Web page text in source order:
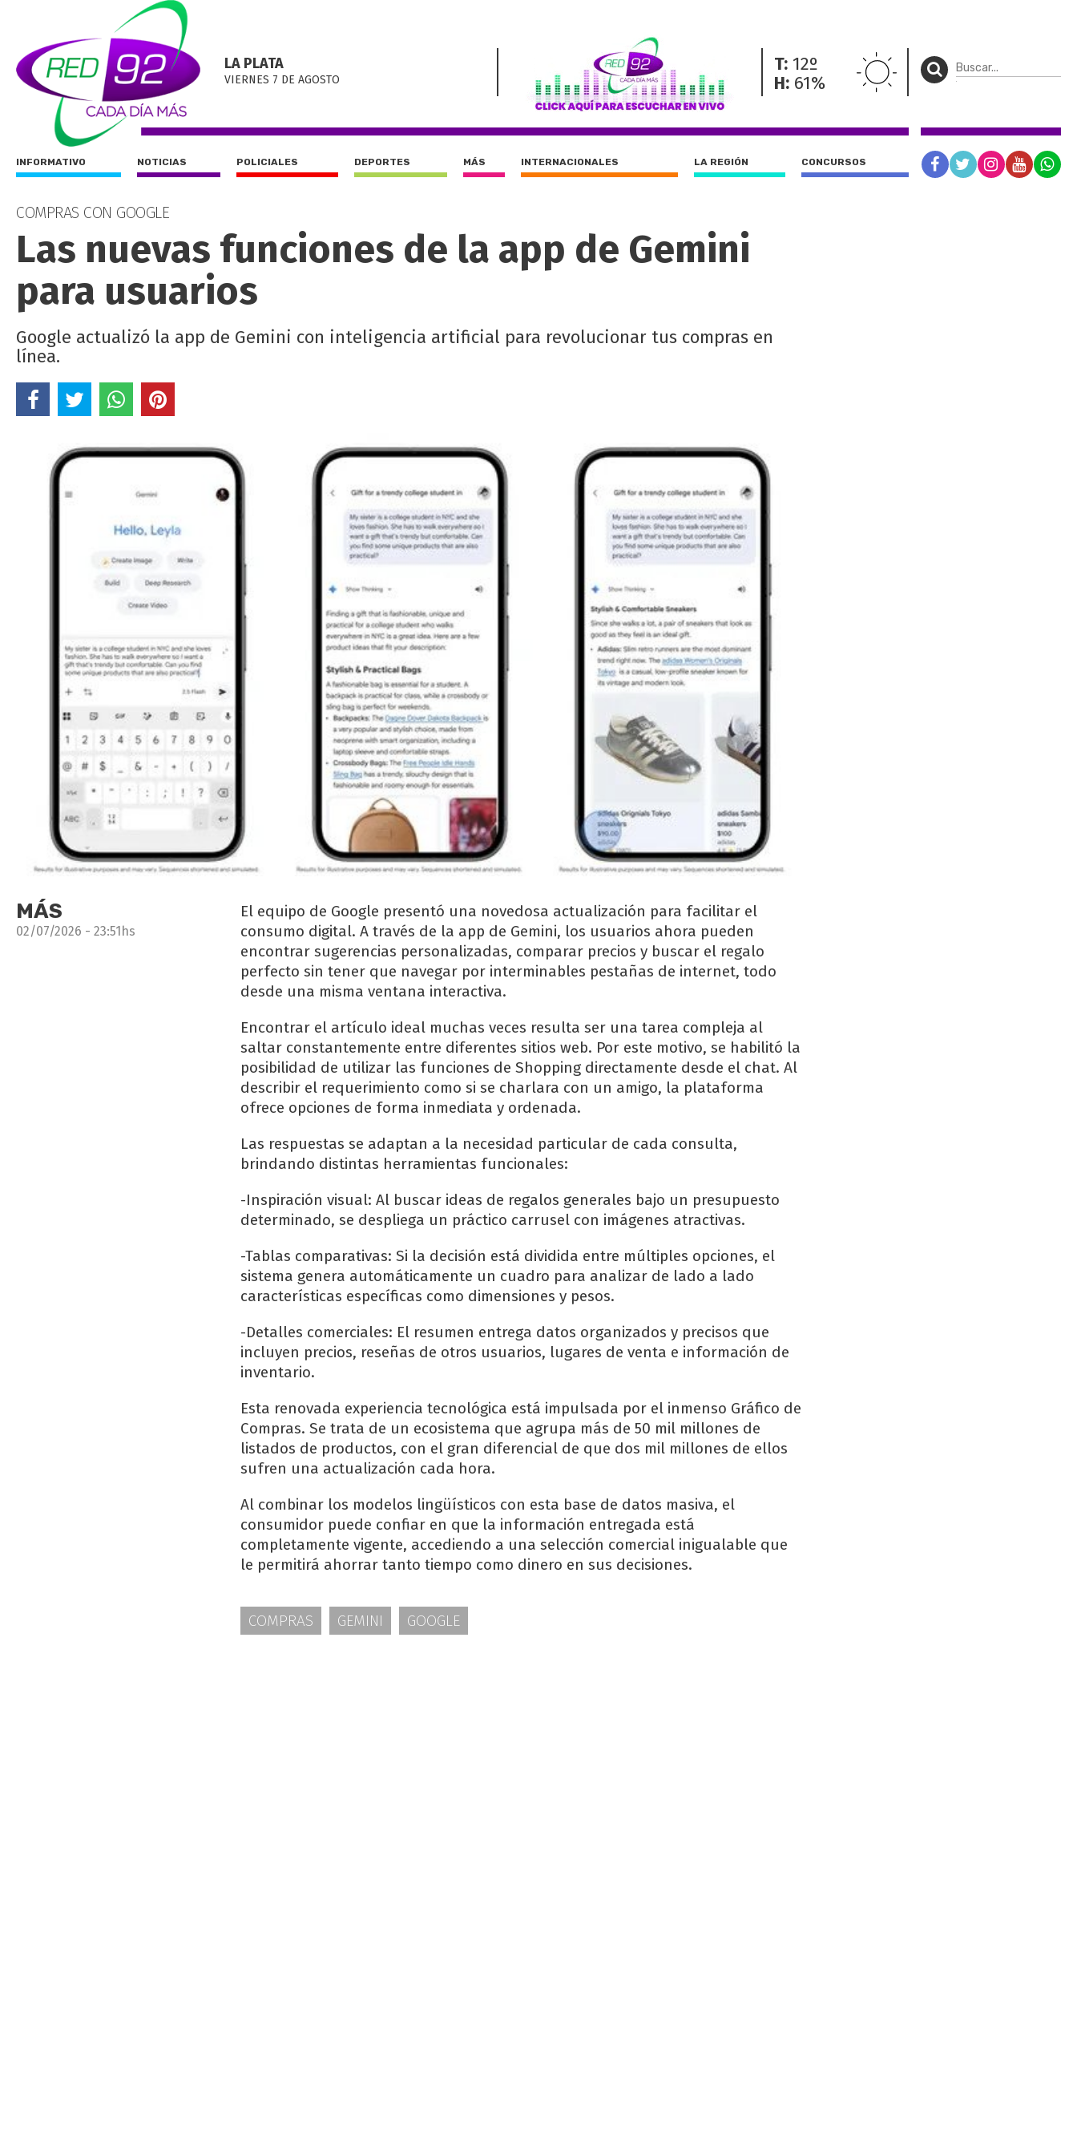
LA PLATA
VIERNES 7 DE AGOSTO
T: 12º
H: 61%
INFORMATIVO NOTICIAS POLICIALES DEPORTES MÁS INTERNACIONALES LA REGIÓN CONCURSOS
COMPRAS CON GOOGLE
Las nuevas funciones de la app de Gemini
para usuarios
Google actualizó la app de Gemini con inteligencia artificial para revolucionar tus compras en
línea.
MÁS
02/07/2026 - 23:51hs
El equipo de Google presentó una novedosa actualización para facilitar el
consumo digital. A través de la app de Gemini, los usuarios ahora pueden
encontrar sugerencias personalizadas, comparar precios y buscar el regalo
perfecto sin tener que navegar por interminables pestañas de internet, todo
desde una misma ventana interactiva.
Encontrar el artículo ideal muchas veces resulta ser una tarea compleja al
saltar constantemente entre diferentes sitios web. Por este motivo, se habilitó la
posibilidad de utilizar las funciones de Shopping directamente desde el chat. Al
describir el requerimiento como si se charlara con un amigo, la plataforma
ofrece opciones de forma inmediata y ordenada.
Las respuestas se adaptan a la necesidad particular de cada consulta,
brindando distintas herramientas funcionales:
-Inspiración visual: Al buscar ideas de regalos generales bajo un presupuesto
determinado, se despliega un práctico carrusel con imágenes atractivas.
-Tablas comparativas: Si la decisión está dividida entre múltiples opciones, el
sistema genera automáticamente un cuadro para analizar de lado a lado
características específicas como dimensiones y pesos.
-Detalles comerciales: El resumen entrega datos organizados y precisos que
incluyen precios, reseñas de otros usuarios, lugares de venta e información de
inventario.
Esta renovada experiencia tecnológica está impulsada por el inmenso Gráfico de
Compras. Se trata de un ecosistema que agrupa más de 50 mil millones de
listados de productos, con el gran diferencial de que dos mil millones de ellos
sufren una actualización cada hora.
Al combinar los modelos lingüísticos con esta base de datos masiva, el
consumidor puede confiar en que la información entregada está
completamente vigente, accediendo a una selección comercial inigualable que
le permitirá ahorrar tanto tiempo como dinero en sus decisiones.
COMPRAS GEMINI GOOGLE